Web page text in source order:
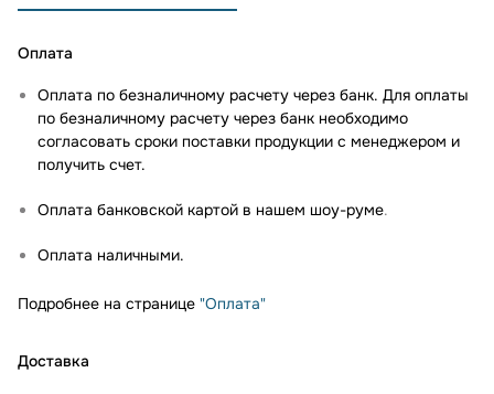
Оплата
Оплата по безналичному расчету через банк. Для оплаты
по безналичному расчету через банк необходимо
согласовать сроки поставки продукции с менеджером и
получить счет.
Оплата банковской картой в нашем шоу-руме.
Оплата наличными.
Подробнее на странице "Оплата"
Доставка